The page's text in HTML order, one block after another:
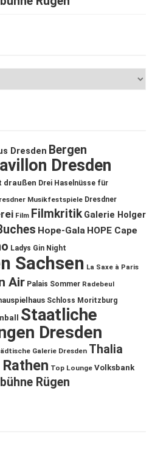
Dresden Bergen
Dresden
draußen Drei Haselnüsse für
Musikfestspiele Dresdner
Film Filmkritik Galerie Holger
Hope-Gala HOPE Cape
Ladys Gin Night
Sachsen La Saxe à Paris
Air Palais Sommer Radebeul
Schloss Moritzburg
Staatliche
Dresden
Galerie Dresden Thalia
Top Lounge Volksbank
Rügen